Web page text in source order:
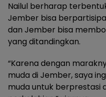
Nailul berharap
Jember bisa
dan Jember bisa
yang ditandingkan.
“Karena dengan
muda di Jember, saya
muda untuk berprestasi